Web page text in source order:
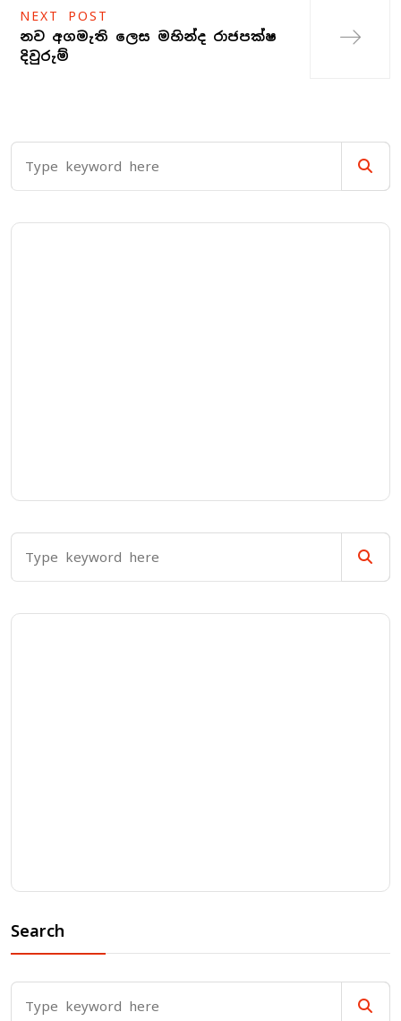
NEXT POST
නව අගමැති ලෙස මහින්ද රාජපක්ෂ
දිවුරුම්
Search